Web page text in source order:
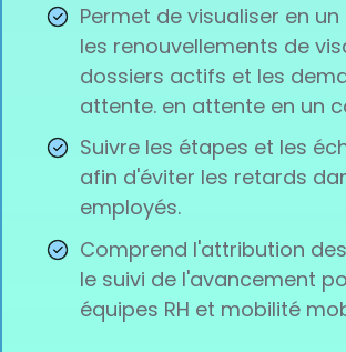
Permet de visualiser en
les renouvellements de
dossiers actifs et les
attente. en attente en un
Suivre les étapes et les
afin d'éviter les retards
employés.
Comprend l'attribution
le suivi de l'avancement
équipes RH et mobilité